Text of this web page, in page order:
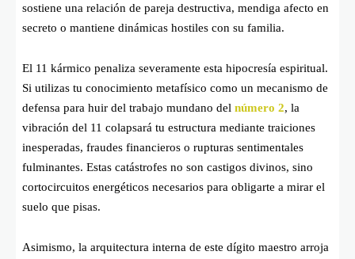
sostiene una relación de pareja destructiva, mendiga afecto en
secreto o mantiene dinámicas hostiles con su familia.
El 11 kármico penaliza severamente esta hipocresía espiritual.
Si utilizas tu conocimiento metafísico como un mecanismo de
defensa para huir del trabajo mundano del número 2, la
vibración del 11 colapsará tu estructura mediante traiciones
inesperadas, fraudes financieros o rupturas sentimentales
fulminantes. Estas catástrofes no son castigos divinos, sino
cortocircuitos energéticos necesarios para obligarte a mirar el
suelo que pisas.
Asimismo, la arquitectura interna de este dígito maestro arroja